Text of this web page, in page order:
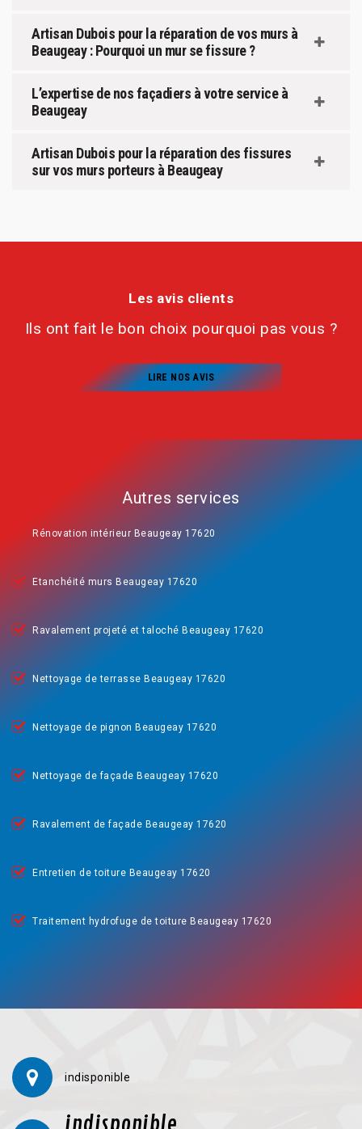
Artisan Dubois pour la réparation de vos murs à
Beaugeay : Pourquoi un mur se fissure ?
L’expertise de nos façadiers à votre service à
Beaugeay
Artisan Dubois pour la réparation des fissures
sur vos murs porteurs à Beaugeay
Les avis clients
Ils ont fait le bon choix pourquoi pas vous ?
LIRE NOS AVIS
Autres services
Rénovation intérieur Beaugeay 17620
Etanchéité murs Beaugeay 17620
Ravalement projeté et taloché Beaugeay 17620
Nettoyage de terrasse Beaugeay 17620
Nettoyage de pignon Beaugeay 17620
Nettoyage de façade Beaugeay 17620
Ravalement de façade Beaugeay 17620
Entretien de toiture Beaugeay 17620
Traitement hydrofuge de toiture Beaugeay 17620
indisponible